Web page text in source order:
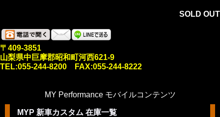
SOLD OUT
〒409-3851
山梨県中巨摩郡昭和町河西621-9
TEL:055-244-8200 FAX:055-244-8222
MY Performance モバイルコンテンツ
MYP 新車カスタム 在庫一覧